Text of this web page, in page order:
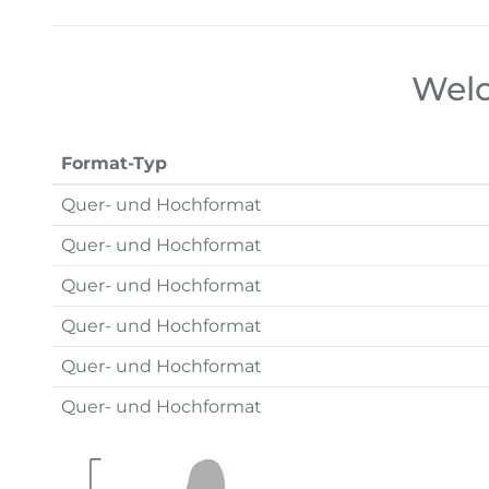
Format-Typ
Quer- und Hochformat
Quer- und Hochformat
Quer- und Hochformat
Quer- und Hochformat
Quer- und Hochformat
Quer- und Hochformat